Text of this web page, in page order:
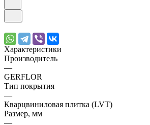
Характеристики
Производитель
—
GERFLOR
Тип покрытия
—
Кварцвиниловая плитка (LVT)
Размер, мм
—